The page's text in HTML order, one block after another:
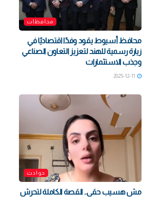
محافظات
محافظ أسيوط يقود وفدًا اقتصاديًا في
زيارة رسمية للهند لتعزيز التعاون الصناعي
وجذب الاستثمارات
حوادث
مش هسيب حقى.. القصة الكاملة لتحرش